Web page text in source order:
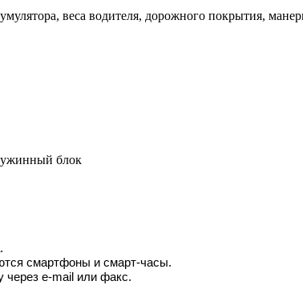
веса водителя, дорожного покрытия,
блок
смартфоны и смарт-часы.
через e-mail или факс.